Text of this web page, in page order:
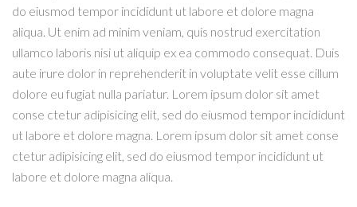
do eiusmod tempor incididunt ut labore et dolore magna
aliqua. Ut enim ad minim veniam, quis nostrud exercitation
ullamco laboris nisi ut aliquip ex ea commodo consequat. Duis
aute irure dolor in reprehenderit in voluptate velit esse cillum
dolore eu fugiat nulla pariatur. Lorem ipsum dolor sit amet
conse ctetur adipisicing elit, sed do eiusmod tempor incididunt
ut labore et dolore magna. Lorem ipsum dolor sit amet conse
ctetur adipisicing elit, sed do eiusmod tempor incididunt ut
labore et dolore magna aliqua.